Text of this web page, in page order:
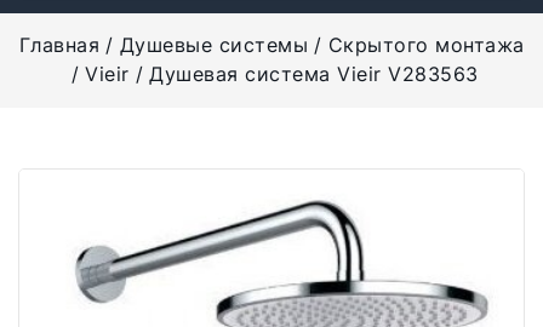
Главная Душевые системы
Скрытого монтажа
Vieir
Душевая система Vieir V283563